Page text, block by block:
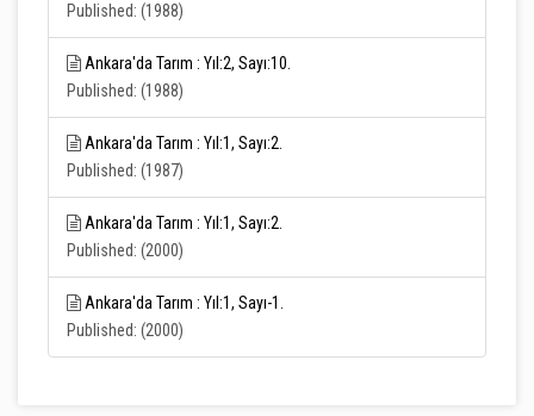
Published: (1988)
Ankara'da Tarım : Yıl:2, Sayı:10.
Published: (1988)
Ankara'da Tarım : Yıl:1, Sayı:2.
Published: (1987)
Ankara'da Tarım : Yıl:1, Sayı:2.
Published: (2000)
Ankara'da Tarım : Yıl:1, Sayı-1.
Published: (2000)